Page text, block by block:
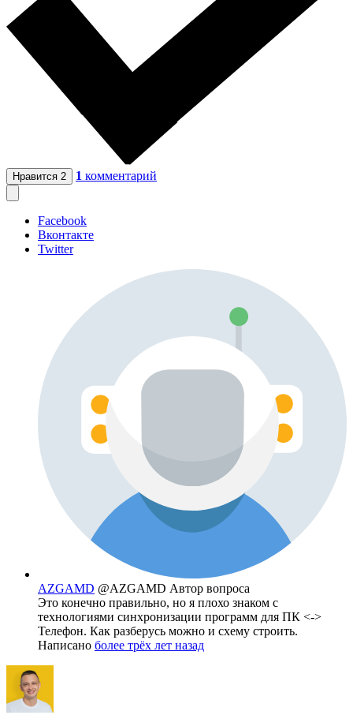
Нравится 2 1 комментарий
Facebook
Вконтакте
Twitter
AZGAMD @AZGAMD Автор вопроса
Это конечно правильно, но я плохо знаком с
технологиями синхронизации программ для ПК <->
Телефон. Как разберусь можно и схему строить.
Написано более трёх лет назад